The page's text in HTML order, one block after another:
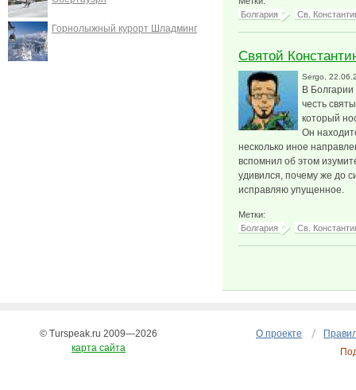
Болгария
Св.
Святой
Sergo ,
В
честь
который
Он
несколько иное
вспомнил об этом
удивился, почему же до
исправляю упущенное.
Метки:
Болгария
Св.
Горнолыжный курорт Шладминг
О проекте
© Turspeak.ru 2009—2026
карта сайта